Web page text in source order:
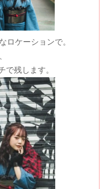
ロケーションで。
で残します。